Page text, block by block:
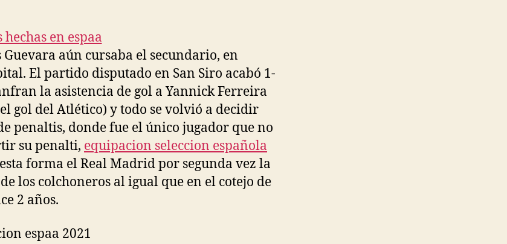
Guevara aún cursaba el secundario, en
El partido disputado en San Siro acabó 1-
la asistencia de gol a Yannick Ferreira
gol del Atlético) y todo se volvió a decidir
penaltis, donde fue el único jugador que no
su penalti, equipacion seleccion española
forma el Real Madrid por segunda vez la
los colchoneros al igual que en el cotejo de
2 años.